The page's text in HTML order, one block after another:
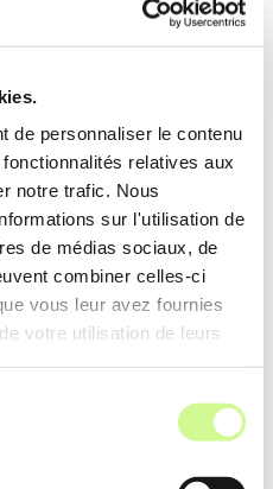
de personnaliser le contenu
relatives aux
notre trafic. Nous
sur l'utilisation de
de médias sociaux, de
combiner celles-ci
vous leur avez fournies
votre utilisation de leurs
de ses pages,
utilisateuret le
analyse et améliore le
aux critères des
propose des
l’analyse des mots-
SEO